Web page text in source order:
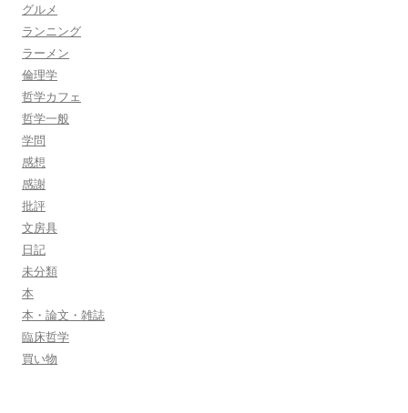
グルメ
ランニング
ラーメン
倫理学
哲学カフェ
哲学一般
学問
感想
感謝
批評
文房具
日記
未分類
本
本・論文・雑誌
臨床哲学
買い物